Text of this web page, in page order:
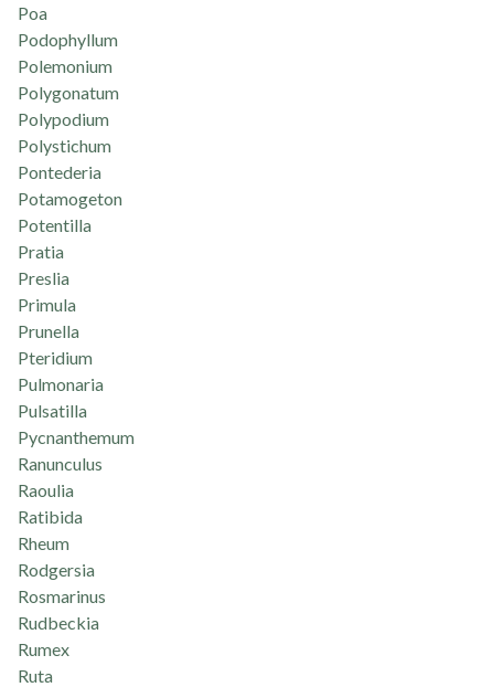
Poa
Podophyllum
Polemonium
Polygonatum
Polypodium
Polystichum
Pontederia
Potamogeton
Potentilla
Pratia
Preslia
Primula
Prunella
Pteridium
Pulmonaria
Pulsatilla
Pycnanthemum
Ranunculus
Raoulia
Ratibida
Rheum
Rodgersia
Rosmarinus
Rudbeckia
Rumex
Ruta